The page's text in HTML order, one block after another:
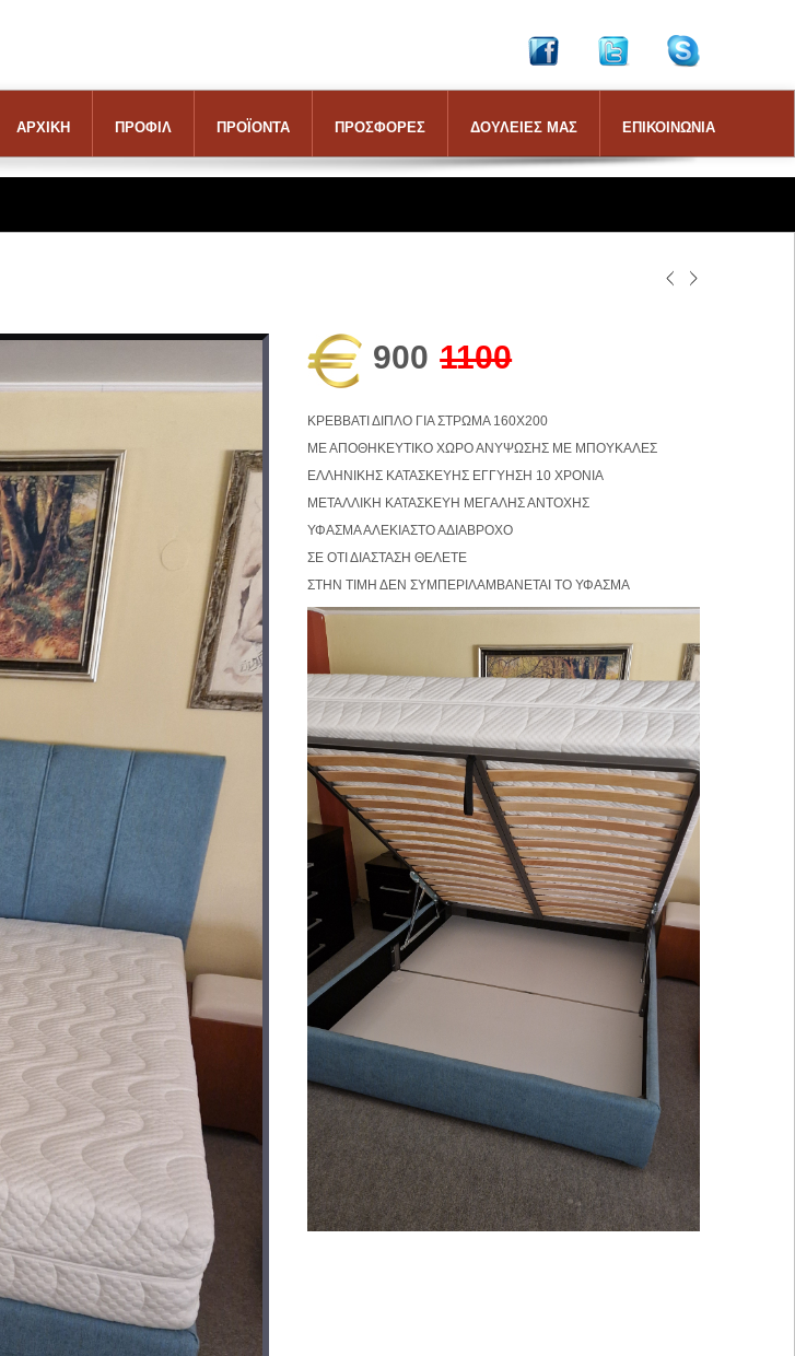
ΑΡΧΙΚΗ ΠΡΟΦΙΛ ΠΡΟΪΟΝΤΑ ΠΡΟΣΦΟΡΕΣ ΔΟΥΛΕΙΕΣ ΜΑΣ ΕΠΙΚΟΙΝΩΝΙΑ
900 1100
ΚΡΕΒΒΑΤΙ ΔΙΠΛΟ ΓΙΑ ΣΤΡΩΜΑ 160Χ200
ΜΕ ΑΠΟΘΗΚΕΥΤΙΚΟ ΧΩΡΟ ΑΝΥΨΩΣΗΣ ΜΕ ΜΠΟΥΚΑΛΕΣ
ΕΛΛΗΝΙΚΗΣ ΚΑΤΑΣΚΕΥΗΣ ΕΓΓΥΗΣΗ 10 ΧΡΟΝΙΑ
ΜΕΤΑΛΛΙΚΗ ΚΑΤΑΣΚΕΥΗ ΜΕΓΑΛΗΣ ΑΝΤΟΧΗΣ
ΥΦΑΣΜΑ ΑΛΕΚΙΑΣΤΟ ΑΔΙΑΒΡΟΧΟ
ΣΕ ΟΤΙ ΔΙΑΣΤΑΣΗ ΘΕΛΕΤΕ
ΣΤΗΝ ΤΙΜΗ ΔΕΝ ΣΥΜΠΕΡΙΛΑΜΒΑΝΕΤΑΙ ΤΟ ΥΦΑΣΜΑ